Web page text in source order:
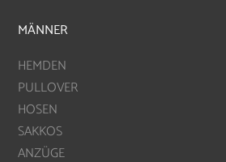
MÄNNER
HEMDEN
PULLOVER
HOSEN
SAKKOS
ANZÜGE